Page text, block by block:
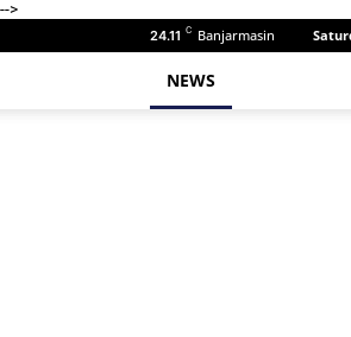
-->
24.11 C Banjarmasin
NEWS